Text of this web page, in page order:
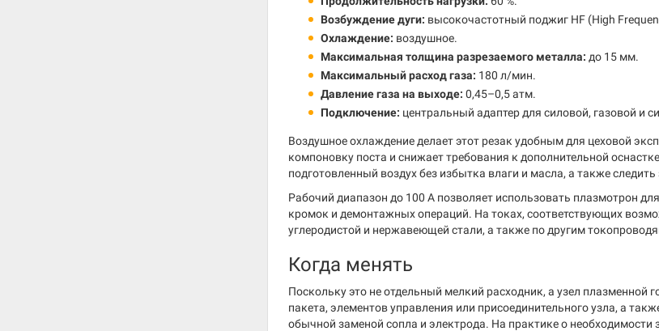
Возбуждение дуги: высокочастотный поджиг HF (High
Охлаждение: воздушное.
Максимальная толщина разрезаемого металла: до 15 мм.
Максимальный расход газа: 180 л/мин.
Давление газа на выходе: 0,45–0,5 атм.
Подключение: центральный адаптер для силовой, газовой и
Воздушное охлаждение делает этот резак удобным для цеховой
компоновку поста и снижает требования к дополнительной
подготовленный воздух без избытка влаги и масла, а также
Рабочий диапазон до 100 А позволяет использовать плазмотрон
кромок и демонтажных операций. На токах, соответствующих
углеродистой и нержавеющей стали, а также по другим
Когда менять
Поскольку это не отдельный мелкий расходник, а узел плазменной
пакета, элементов управления или присоединительного узла, а
обычной заменой сопла и электрода. На практике о